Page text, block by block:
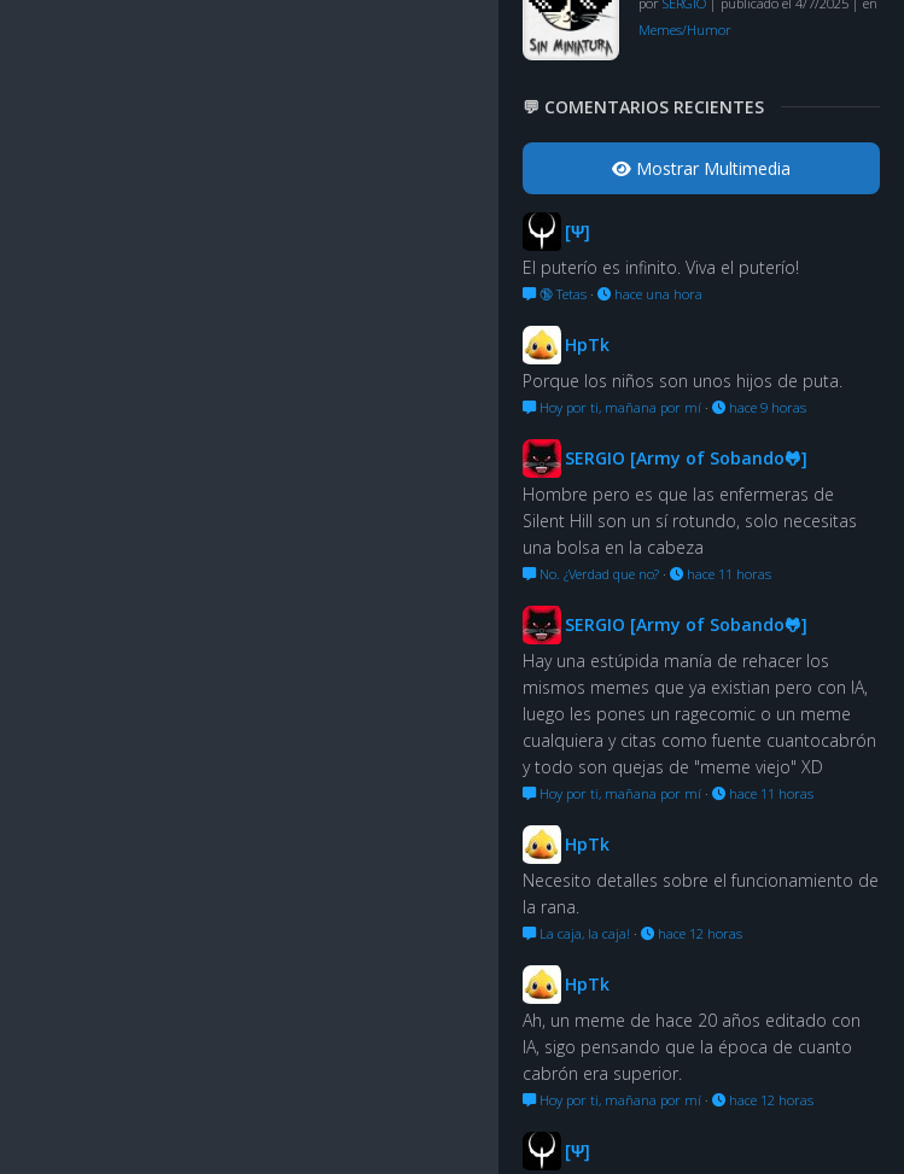
Memes/Humor
💬 COMENTARIOS RECIENTES
Mostrar Multimedia
[Ψ]
El puterío es infinito. Viva el puterío!
🔞 Tetas · hace una hora
HpTk
Porque los niños son unos hijos de puta.
Hoy por ti, mañana por mí · hace 9 horas
SERGIO [Army of Sobando🐸]
Hombre pero es que las enfermeras de
Silent Hill son un sí rotundo, solo necesitas
una bolsa en la cabeza
No. ¿Verdad que no? · hace 11 horas
SERGIO [Army of Sobando🐸]
Hay una estúpida manía de rehacer los
mismos memes que ya existian pero con IA,
luego les pones un ragecomic o un meme
cualquiera y citas como fuente cuantocabrón
y todo son quejas de "meme viejo" XD
Hoy por ti, mañana por mí · hace 11 horas
HpTk
Necesito detalles sobre el funcionamiento de
la rana.
La caja, la caja! · hace 12 horas
HpTk
Ah, un meme de hace 20 años editado con
IA, sigo pensando que la época de cuanto
cabrón era superior.
Hoy por ti, mañana por mí · hace 12 horas
[Ψ]